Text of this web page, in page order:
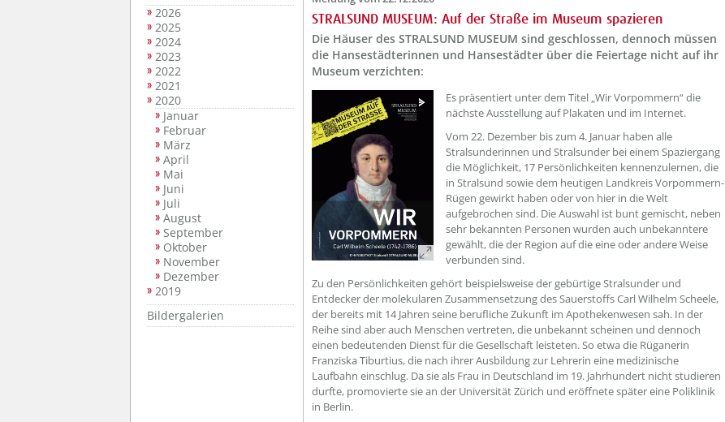
2026
2025
2024
2023
2022
2021
2020
Januar
Februar
März
April
Mai
Juni
Juli
August
September
Oktober
November
Dezember
2019
Bildergalerien
STRALSUND MUSEUM: Auf der Straße im Museum spazieren
Die Häuser des STRALSUND MUSEUM sind geschlossen, dennoch müssen
die Hansestädterinnen und Hansestädter über die Feiertage nicht auf ihr
Museum verzichten:
Es präsentiert unter dem Titel „Wir Vorpommern“ die
nächste Ausstellung auf Plakaten und im Internet.
Vom 22. Dezember bis zum 4. Januar haben alle
Stralsunderinnen und Stralsunder bei einem Spaziergang
die Möglichkeit, 17 Persönlichkeiten kennenzulernen, die
in Stralsund sowie dem heutigen Landkreis Vorpommern-
Rügen gewirkt haben oder von hier in die Welt
aufgebrochen sind. Die Auswahl ist bunt gemischt, neben
sehr bekannten Personen wurden auch unbekanntere
gewählt, die der Region auf die eine oder andere Weise
verbunden sind.
Zu den Persönlichkeiten gehört beispielsweise der gebürtige Stralsunder und
Entdecker der molekularen Zusammensetzung des Sauerstoffs Carl Wilhelm Scheele,
der bereits mit 14 Jahren seine berufliche Zukunft im Apothekenwesen sah. In der
Reihe sind aber auch Menschen vertreten, die unbekannt scheinen und dennoch
einen bedeutenden Dienst für die Gesellschaft leisteten. So etwa die Rüganerin
Franziska Tiburtius, die nach ihrer Ausbildung zur Lehrerin eine medizinische
Laufbahn einschlug. Da sie als Frau in Deutschland im 19. Jahrhundert nicht studieren
durfte, promovierte sie an der Universität Zürich und eröffnete später eine Poliklinik
in Berlin.